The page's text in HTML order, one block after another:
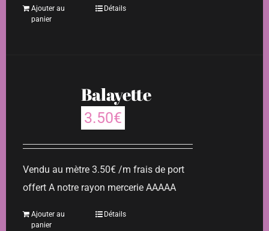
Ajouter au
panier
Détails
Balayette
3.50€
Vendu au mètre 3.50€ /m frais de port
offert A notre rayon mercerie AAAAA
Ajouter au
panier
Détails